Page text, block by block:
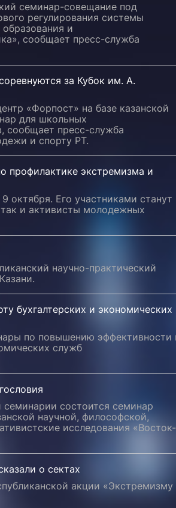
семинар-совещание под
регулирования системы
и
сообщает пресс-служба
за Кубок им. А.
«Форпост» на базе казанской
для школьных
сообщает пресс-служба
и спорту РТ.
профилактике экстремизма и
октября. Его участниками станут
так и активисты молодежных
научно-практический
бухгалтерских и экономических
по повышению эффективности
служб
семинарии состоится семинар
научной, философской,
исследования «Восток-
о сектах
акции «Экстремизму